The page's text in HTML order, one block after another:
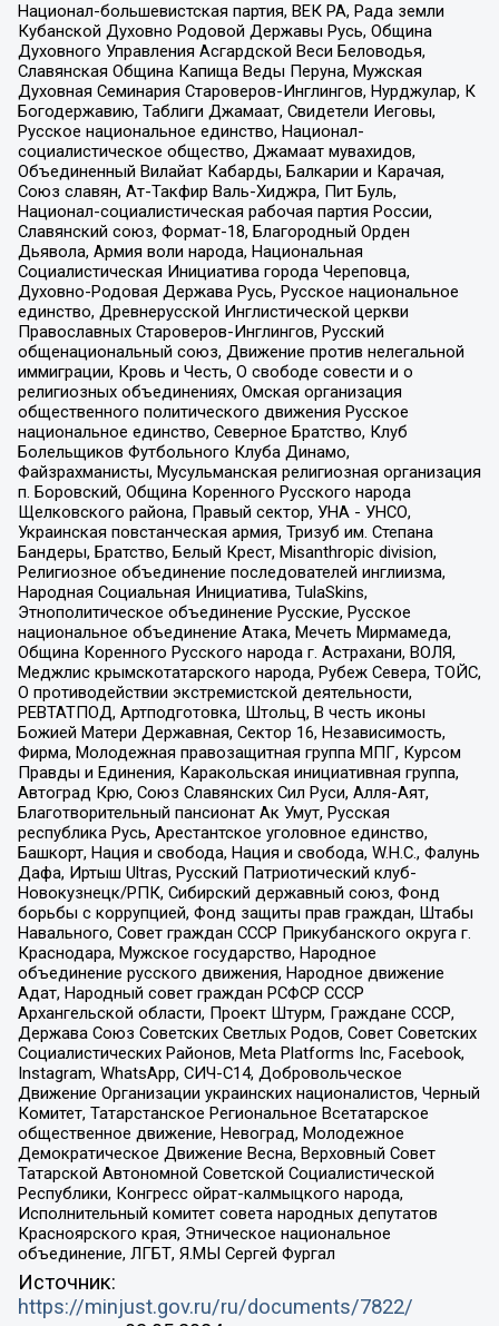
Национал-большевистская партия, ВЕК РА, Рада земли
Кубанской Духовно Родовой Державы Русь, Община
Духовного Управления Асгардской Веси Беловодья,
Славянская Община Капища Веды Перуна, Мужская
Духовная Семинария Староверов-Инглингов, Нурджулар, К
Богодержавию, Таблиги Джамаат, Свидетели Иеговы,
Русское национальное единство, Национал-
социалистическое общество, Джамаат мувахидов,
Объединенный Вилайат Кабарды, Балкарии и Карачая,
Союз славян, Ат-Такфир Валь-Хиджра, Пит Буль,
Национал-социалистическая рабочая партия России,
Славянский союз, Формат-18, Благородный Орден
Дьявола, Армия воли народа, Национальная
Социалистическая Инициатива города Череповца,
Духовно-Родовая Держава Русь, Русское национальное
единство, Древнерусской Инглистической церкви
Православных Староверов-Инглингов, Русский
общенациональный союз, Движение против нелегальной
иммиграции, Кровь и Честь, О свободе совести и о
религиозных объединениях, Омская организация
общественного политического движения Русское
национальное единство, Северное Братство, Клуб
Болельщиков Футбольного Клуба Динамо,
Файзрахманисты, Мусульманская религиозная организация
п. Боровский, Община Коренного Русского народа
Щелковского района, Правый сектор, УНА - УНСО,
Украинская повстанческая армия, Тризуб им. Степана
Бандеры, Братство, Белый Крест, Misanthropic division,
Религиозное объединение последователей инглиизма,
Народная Социальная Инициатива, TulaSkins,
Этнополитическое объединение Русские, Русское
национальное объединение Атака, Мечеть Мирмамеда,
Община Коренного Русского народа г. Астрахани, ВОЛЯ,
Меджлис крымскотатарского народа, Рубеж Севера, ТОЙС,
О противодействии экстремистской деятельности,
РЕВТАТПОД, Артподготовка, Штольц, В честь иконы
Божией Матери Державная, Сектор 16, Независимость,
Фирма, Молодежная правозащитная группа МПГ, Курсом
Правды и Единения, Каракольская инициативная группа,
Автоград Крю, Союз Славянских Сил Руси, Алля-Аят,
Благотворительный пансионат Ак Умут, Русская
республика Русь, Арестантское уголовное единство,
Башкорт, Нация и свобода, Нация и свобода, W.H.С., Фалунь
Дафа, Иртыш Ultras, Русский Патриотический клуб-
Новокузнецк/РПК, Сибирский державный союз, Фонд
борьбы с коррупцией, Фонд защиты прав граждан, Штабы
Навального, Совет граждан СССР Прикубанского округа г.
Краснодара, Мужское государство, Народное
объединение русского движения, Народное движение
Адат, Народный совет граждан РСФСР СССР
Архангельской области, Проект Штурм, Граждане СССР,
Держава Союз Советских Светлых Родов, Совет Советских
Социалистических Районов, Meta Platforms Inc, Facebook,
Instagram, WhatsApp, СИЧ-С14, Добровольческое
Движение Организации украинских националистов, Черный
Комитет, Татарстанское Региональное Всетатарское
общественное движение, Невоград, Молодежное
Демократическое Движение Весна, Верховный Совет
Татарской Автономной Советской Социалистической
Республики, Конгресс ойрат-калмыцкого народа,
Исполнительный комитет совета народных депутатов
Красноярского края, Этническое национальное
объединение, ЛГБТ, Я.МЫ Сергей Фургал
Источник:
https://minjust.gov.ru/ru/documents/7822/